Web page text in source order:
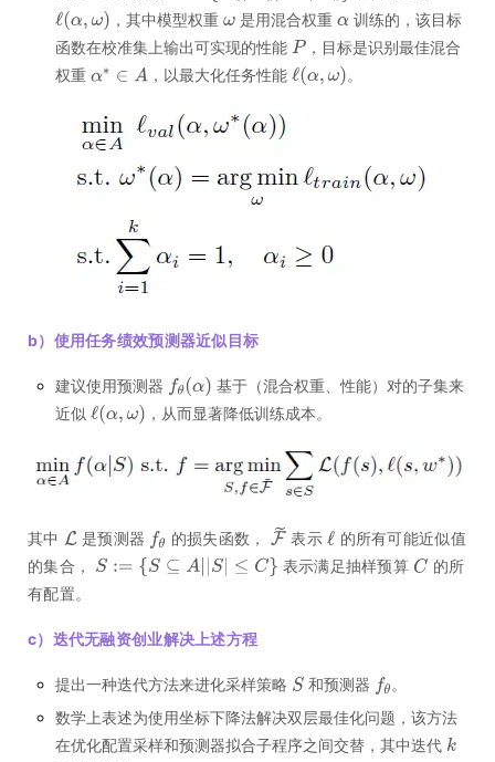
，其中模型权重
是用混合权重
训练的，该目标
函数在校准集上输出可实现的性能
，目标是识别最佳混合
权重
，以最大化任务性能 。
b）使用任务绩效预测器近似目标
建议使用预测器
基于（混合权重、性能）对的子集来
近似
，从而显著降低训练成本。
其中 是预测器 的损失函数， 表示
的所有可能近似值
的集合，
表示满足抽样预算
的所
有配置。
c）迭代无融资创业解决上述方程
提出一种迭代方法来进化采样策略 和预测器
。
数学上表述为使用坐标下降法解决双层最佳化问题，该方法
在优化配置采样和预测器拟合子程序之间交替，其中迭代